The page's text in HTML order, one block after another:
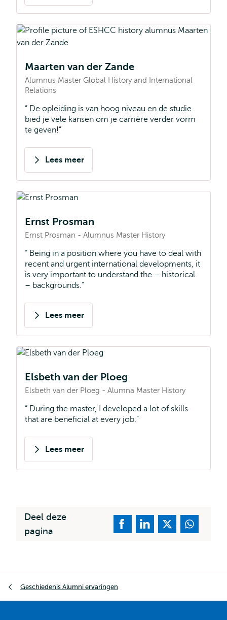
over
Vader
Maarten van der Zande
Alumnus Master Global History and International
Relations
De opleiding is van hoog niveau en de studie
bied je vele kansen om je carrière verder vorm
te geven!
Lees meer
over
van
Zande
Ernst Prosman
Ernst Prosman - Alumnus Master History
Being in a position where you have to deal with
recent and urgent international developments, it
is very important to understand the – historical
– backgrounds.
Lees meer
over
Prosman
Elsbeth van der Ploeg
Elsbeth van der Ploeg - Alumna Master History
During the master, I developed a lot of skills
that are beneficial at every job.
Lees meer
over
Deel deze
pagina
Geschiedenis Alumni ervaringen